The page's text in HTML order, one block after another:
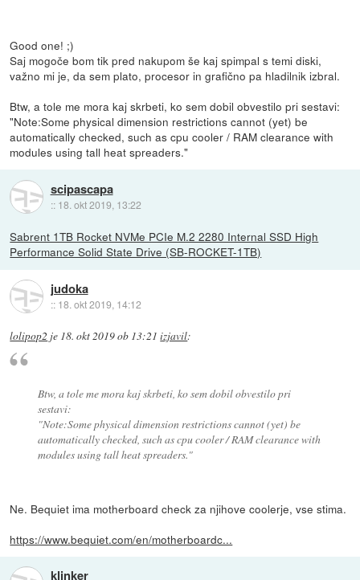
Good one! ;)
Saj mogoče bom tik pred nakupom še kaj spimpal s temi diski,
važno mi je, da sem plato, procesor in grafično pa hladilnik izbral.
Btw, a tole me mora kaj skrbeti, ko sem dobil obvestilo pri sestavi:
"Note:Some physical dimension restrictions cannot (yet) be
automatically checked, such as cpu cooler / RAM clearance with
modules using tall heat spreaders."
scipascapa
:: 18. okt 2019, 13:22
Sabrent 1TB Rocket NVMe PCIe M.2 2280 Internal SSD High
Performance Solid State Drive (SB-ROCKET-1TB)
judoka
:: 18. okt 2019, 14:12
lolipop2 je 18. okt 2019 ob 13:21 izjavil:
Btw, a tole me mora kaj skrbeti, ko sem dobil obvestilo pri
sestavi:
"Note:Some physical dimension restrictions cannot (yet) be
automatically checked, such as cpu cooler / RAM clearance with
modules using tall heat spreaders."
Ne. Bequiet ima motherboard check za njihove coolerje, vse stima.
https://www.bequiet.com/en/motherboardc...
klinker